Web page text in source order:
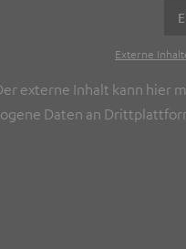
Externe
externe Inhalt kann hier
Daten an